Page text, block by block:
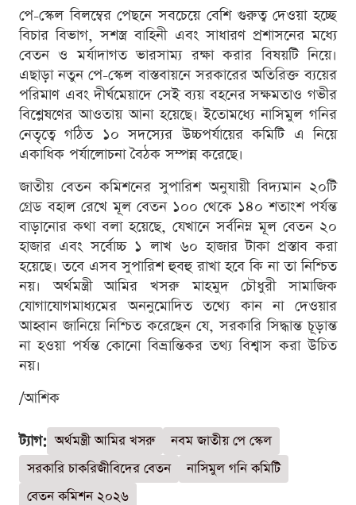
পে-স্কেল বিলম্বের পেছনে সবচেয়ে বেশি গুরুত্ব দেওয়া হচ্ছে
বিচার বিভাগ, সশস্ত্র বাহিনী এবং সাধারণ প্রশাসনের মধ্যে
বেতন ও মর্যাদাগত ভারসাম্য রক্ষা করার বিষয়টি নিয়ে।
এছাড়া নতুন পে-স্কেল বাস্তবায়নে সরকারের অতিরিক্ত ব্যয়ের
পরিমাণ এবং দীর্ঘমেয়াদে সেই ব্যয় বহনের সক্ষমতাও গভীর
বিশ্লেষণের আওতায় আনা হয়েছে। ইতোমধ্যে নাসিমুল গনির
নেতৃত্বে গঠিত ১০ সদস্যের উচ্চপর্যায়ের কমিটি এ নিয়ে
একাধিক পর্যালোচনা বৈঠক সম্পন্ন করেছে।
জাতীয় বেতন কমিশনের সুপারিশ অনুযায়ী বিদ্যমান ২০টি
গ্রেড বহাল রেখে মূল বেতন ১০০ থেকে ১৪০ শতাংশ পর্যন্ত
বাড়ানোর কথা বলা হয়েছে, যেখানে সর্বনিম্ন মূল বেতন ২০
হাজার এবং সর্বোচ্চ ১ লাখ ৬০ হাজার টাকা প্রস্তাব করা
হয়েছে। তবে এসব সুপারিশ হুবহু রাখা হবে কি না তা নিশ্চিত
নয়। অর্থমন্ত্রী আমির খসরু মাহমুদ চৌধুরী সামাজিক
যোগাযোগমাধ্যমের অননুমোদিত তথ্যে কান না দেওয়ার
আহ্বান জানিয়ে নিশ্চিত করেছেন যে, সরকারি সিদ্ধান্ত চূড়ান্ত
না হওয়া পর্যন্ত কোনো বিভ্রান্তিকর তথ্য বিশ্বাস করা উচিত
নয়।
/আশিক
ট্যাগ: অর্থমন্ত্রী আমির খসরু
নবম জাতীয় পে স্কেল
সরকারি চাকরিজীবিদের বেতন
নাসিমুল গনি কমিটি
বেতন কমিশন ২০২৬